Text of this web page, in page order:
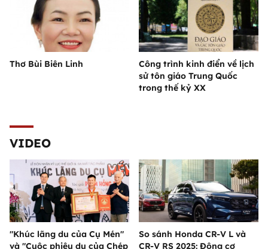
Thơ Bùi Biên Linh
Công trình kinh điển về lịch
sử tôn giáo Trung Quốc
trong thế kỷ XX
VIDEO
"Khúc lãng du của Cụ Mén"
và "Cuộc phiêu du của Chép
So sánh Honda CR-V L và
CR-V RS 2025: Động cơ